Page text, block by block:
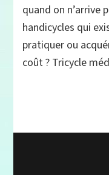
tous
les
entre
tricycle
quand on n’arrive
handicycles qui
pratiquer ou
coût ? Tricycle